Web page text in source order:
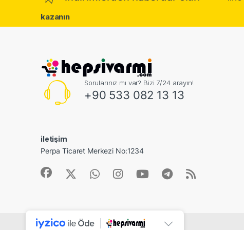
kazanın
Sorularınız mı var? Bizi 7/24 arayın!
+90 533 082 13 13
iletişim
Perpa Ticaret Merkezi No:1234
©Dijital ID Bilişiim- All Rights Reserved